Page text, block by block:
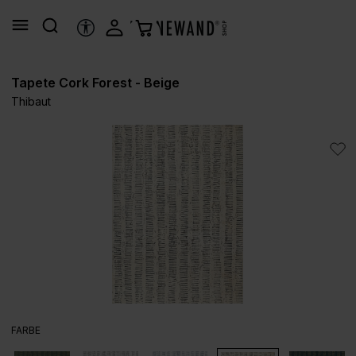
springen
HILFSTOOLS
Bildergalerie überspringen
Tapete Cork Forest - Beige
Thibaut
FARBE